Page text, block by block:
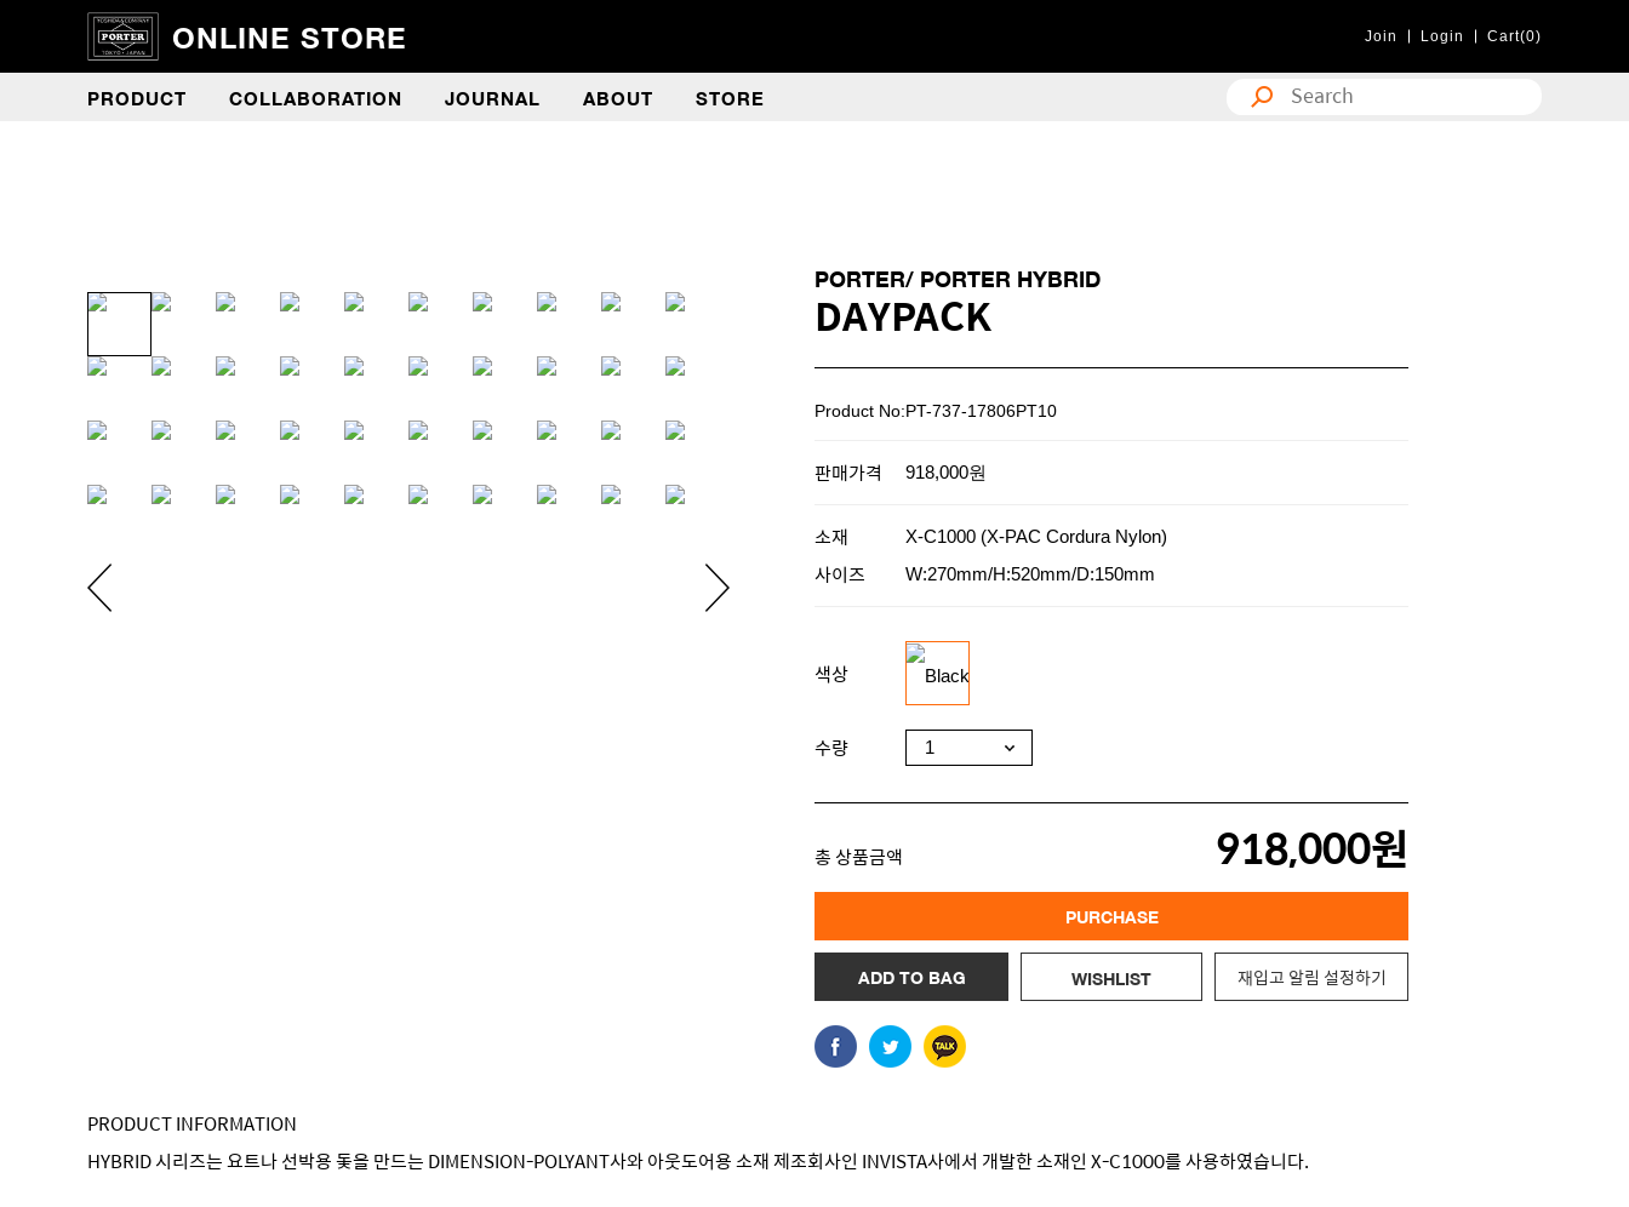
ONLINE STORE Join Login Cart(0)
PRODUCT COLLABORATION JOURNAL ABOUT STORE
PORTER/ PORTER HYBRID
DAYPACK
Product No:PT-737-17806PT10
판매가격 918,000원
소재 X-C1000 (X-PAC Cordura Nylon)
사이즈 W:270mm/H:520mm/D:150mm
색상
수량
총 상품금액 918,000원
PURCHASE
ADD TO BAG WISHLIST 재입고 알림 설정하기
PRODUCT INFORMATION
HYBRID 시리즈는 요트나 선박용 돛을 만드는 DIMENSION-POLYANT사와 아웃도어용 소재 제조회사인 INVISTA사에서 개발한 소재인 X-C1000를 사용하였습니다.